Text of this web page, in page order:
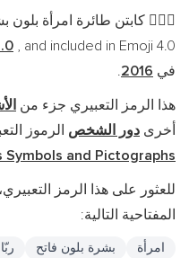
👩🏻‍✈️
, and included in Emoji 4.0
في 2016
.
هذا الرمز التعبيري جزء من
أخرى دور الشخص الرموز
Symbols and Pictographs
للعثور على هذا الرمز
المفتاحية التالية:
امرأة بشرة بلون فاتح